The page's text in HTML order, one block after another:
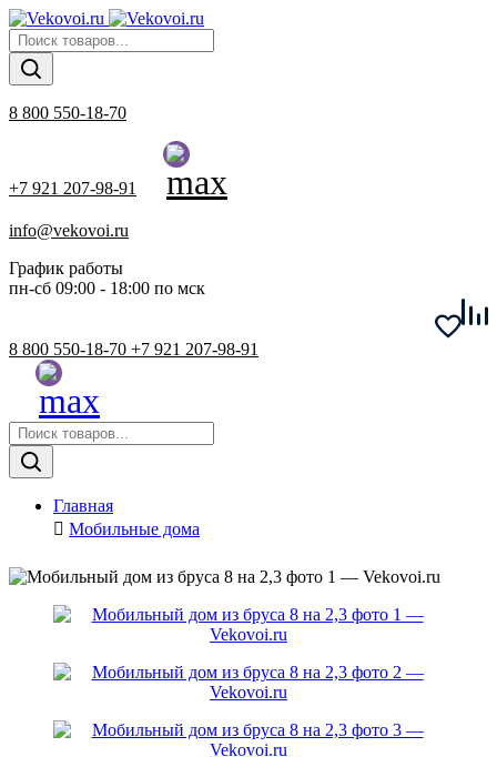
8 800 550-18-70
+7 921 207-98-91
info@vekovoi.ru
График работы
пн-сб 09:00 - 18:00 по мск
8 800 550-18-70 +7 921 207-98-91
Главная
Мобильные дома